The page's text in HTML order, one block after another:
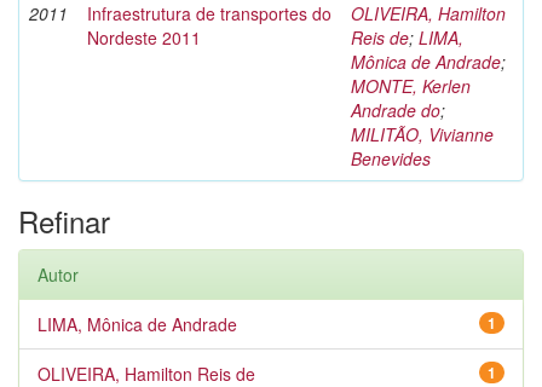
2011
Infraestrutura de transportes do
Nordeste 2011
OLIVEIRA, Hamilton
Reis de; LIMA,
Mônica de Andrade;
MONTE, Kerlen
Andrade do;
MILITÃO, Vivianne
Benevides
Refinar
Autor
1
LIMA, Mônica de Andrade
1
OLIVEIRA, Hamilton Reis de